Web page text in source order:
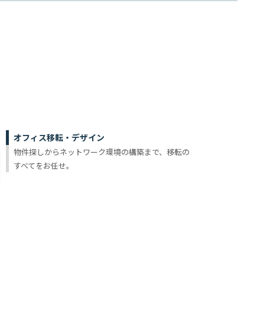
オフィス移転・デザイン
物件探しからネットワーク環境の構築まで、移転の
すべてをお任せ。